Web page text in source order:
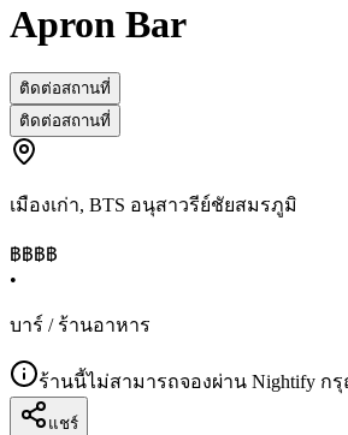
Apron Bar
ติดต่อสถานที่
ติดต่อสถานที่
เมืองเก่า, BTS อนุสาวรีย์ชัยสมรภูมิ
฿฿฿฿
•
บาร์ / ร้านอาหาร
ร้านนี้ไม่สามารถจองผ่าน Nightify ก
แชร์